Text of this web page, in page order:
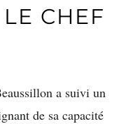
CHEF
a suivi un
de sa capacité